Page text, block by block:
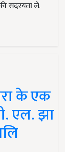
सदस्यता लें.
के एक
एल. झा